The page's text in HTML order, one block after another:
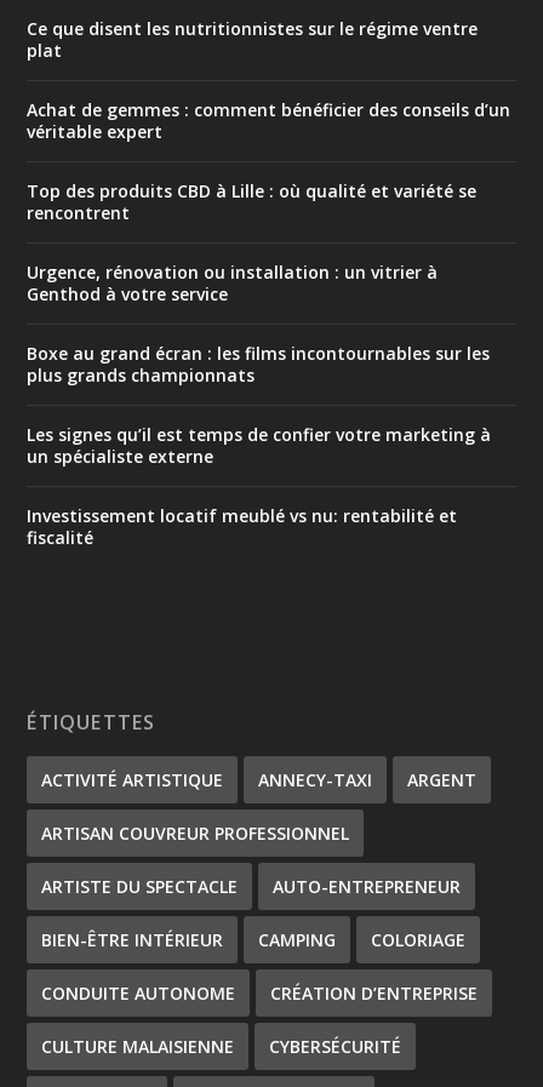
Ce que disent les nutritionnistes sur le régime ventre
plat
Achat de gemmes : comment bénéficier des conseils d’un
véritable expert
Top des produits CBD à Lille : où qualité et variété se
rencontrent
Urgence, rénovation ou installation : un vitrier à
Genthod à votre service
Boxe au grand écran : les films incontournables sur les
plus grands championnats
Les signes qu’il est temps de confier votre marketing à
un spécialiste externe
Investissement locatif meublé vs nu: rentabilité et
fiscalité
ÉTIQUETTES
ACTIVITÉ ARTISTIQUE ANNECY-TAXI ARGENT
ARTISAN COUVREUR PROFESSIONNEL
ARTISTE DU SPECTACLE AUTO-ENTREPRENEUR
BIEN-ÊTRE INTÉRIEUR CAMPING COLORIAGE
CONDUITE AUTONOME CRÉATION D’ENTREPRISE
CULTURE MALAISIENNE CYBERSÉCURITÉ